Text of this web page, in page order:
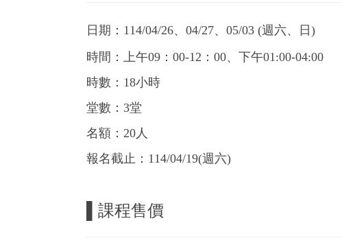
日期：114/04/26、04/27、05/03 (週六、日)
時間：上午09：00-12：00、下午01:00-04:00
時數：18小時
堂數：3堂
名額：20人
報名截止：114/04/19(週六)
▌課程售價